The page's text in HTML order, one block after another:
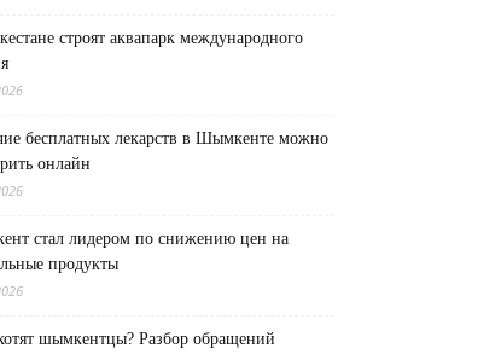
строят аквапарк международного
бесплатных лекарств в Шымкенте можно
онлайн
стал лидером по снижению цен на
продукты
шымкентцы? Разбор обращений